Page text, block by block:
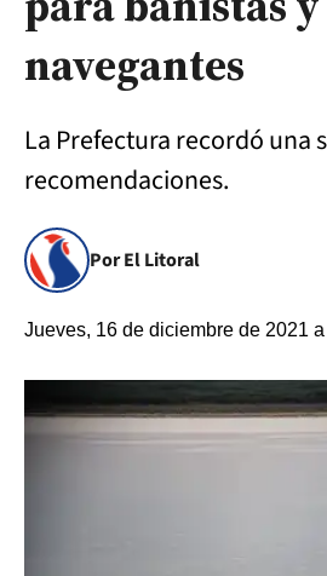
navegantes
La Prefectura recordó una
recomendaciones.
Por El Litoral
Jueves, 16 de diciembre de 2021